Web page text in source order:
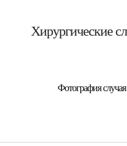
Хирургические
Фотография